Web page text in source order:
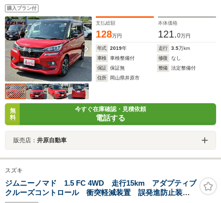
アルミホイール左側パワースライド
購入プラン付
支払総額
128万円
本体価格
121.0万円
年式 2019年 走行 3.5万km
車検
車検整備付 修復
なし
保証
保証無 整備
法定整備付
住所
岡山県井原市
無
料
今すぐ在庫確認・見積依頼
電話する
販売店： 井原自動車
スズキ
ジムニーノマド 1.5 FC 4WD 走行15km アダプティブ
クルーズコントロール 衝突軽減装置 誤発進防止装